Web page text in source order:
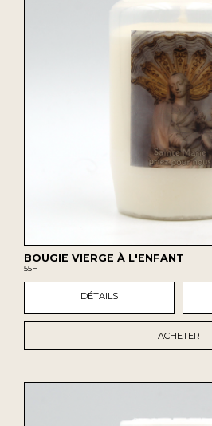
BOUGIE VIERGE À L'ENFANT
55H
DÉTAILS
ACHETER